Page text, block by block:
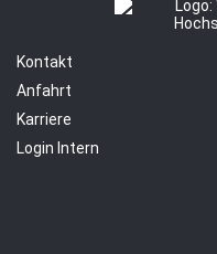
Kontakt
Anfahrt
Karriere
Login Intern